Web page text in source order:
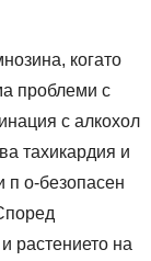
когато
проблеми с
с алкохол
тахикардия и
п о-безопасен
растението на